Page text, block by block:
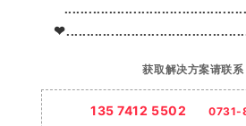
获取解决方案请联系
135 7412 5502 0731-